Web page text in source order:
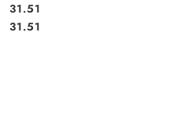
Cena:
31.51
Cena:
31.51